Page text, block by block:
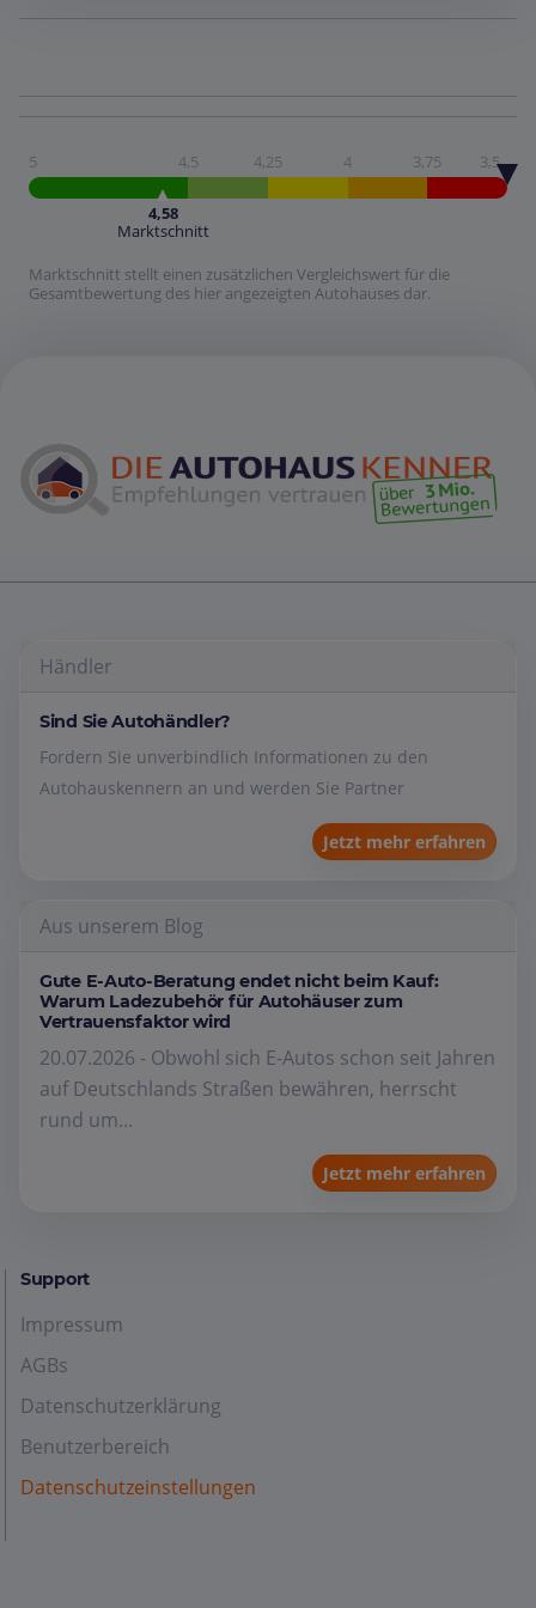
5 4,5 4,25 4 3,75 3,5
4,58
Marktschnitt
Marktschnitt stellt einen zusätzlichen Vergleichswert für die
Gesamtbewertung des hier angezeigten Autohauses dar.
Händler
Sind Sie Autohändler?
Fordern Sie unverbindlich Informationen zu den
Autohauskennern an und werden Sie Partner
Jetzt mehr erfahren
Aus unserem Blog
Gute E-Auto-Beratung endet nicht beim Kauf:
Warum Ladezubehör für Autohäuser zum
Vertrauensfaktor wird
20.07.2026 - Obwohl sich E-Autos schon seit Jahren
auf Deutschlands Straßen bewähren, herrscht
rund um...
Jetzt mehr erfahren
Support
Impressum
AGBs
Datenschutzerklärung
Benutzerbereich
Datenschutzeinstellungen